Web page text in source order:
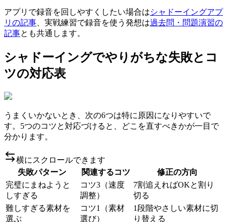
アプリで録音を回しやすくしたい場合はシャドーイングアプ
リの記事 、実戦練習で録音を使う発想は過去問・問題演習の
記事とも共通します。
シャドーイングでやりがちな失敗とコ
ツの対応表
うまくいかないとき、次の6つは特に原因になりやすいで
す。5つのコツと対応づけると、どこを直すべきかが一目で
分かります。
横にスクロールできます
失敗パターン
関連するコツ
修正の方向
完璧にまねようと
しすぎる
コツ3（速度
調整）
7割追えればOKと割り
切る
難しすぎる素材を
選ぶ
コツ1（素材
選び）
1段階やさしい素材に切
り替える